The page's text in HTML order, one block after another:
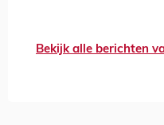
Bekijk alle berichten